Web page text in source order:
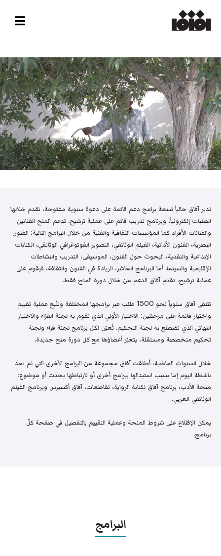
تدير آفاق حالياً تسعة برامج دعم قائمة على دعوة سنوية مفتوحة، تقدم خلالها
الطلبات إلكترونياً، وبرنامج تدريب قائم على عملية ترشيح. تدعم المنح الفنانين
والفنانات الأفراد كما المؤسسات الثقافية والفنية من خلال البرامج التالية: الفنون
البصرية، الفنون الأدائية، الفيلم الوثائقي، التصوير الفوتوغرافي الوثائقي، الكتابات
الإبداعية والنقدية، البحوث حول الفنون، الموسيقى، التدريب والنشاطات
الإقليمية والسينما. أما البرنامج العاشر، الريادة في الفنون والثقافة، فيقوم على
عملية ترشيح. تقدم آفاق الدعم من خلال دورة المنح فقط.
تتلقى آفاق سنوياً نحو 1500 طلب عبر برامجها المختلفة وتتّبع عملية تقييم
واختيار قائمة على مرحلتين: الاختيار الأولي الذي تقوم به لجنة القرّاء والاختيار
النهائي الذي تضطلع به لجنة التحكيم. تُعيّن لكل برنامج لجنة قراء ولجنة
تحكيم متخصصة ومستقلة، يتغيّر أعضاؤها مع كل دورة منح جديدة.
خلال السنوات الماضية، أطلقت آفاق مجموعة من البرامج الأخرى التي لم تعد
ناشطة اليوم إما بسبب استبدالها ببرامج أخرى أو لارتباطها بحدث أو موضوع:
منحة الأدب، برنامج آفاق لكتابة الرواية، تقاطعات، آفاق أكسبرس وبرنامج الفيلم
الوثائقي العربي.
يمكن الإطّلاع على شروط المنحة وعملية التقييم بالتفصيل في صفحة كلّ
برنامج.
البرامج